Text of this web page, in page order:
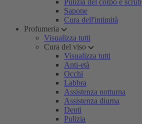
Pulizia del corpo e scrub
Sapone
Cura dell'intimità
Profumeria
Visualizza tutti
Cura del viso
Visualizza tutti
Anti-età
Occhi
Labbra
Assistenza notturna
Assistenza diurna
Denti
Pulizia